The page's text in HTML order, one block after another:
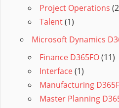
Project Operations
Talent(1)
Microsoft Dynamics
Finance D365FO(11)
Interface(1)
Manufacturing
Master Planning